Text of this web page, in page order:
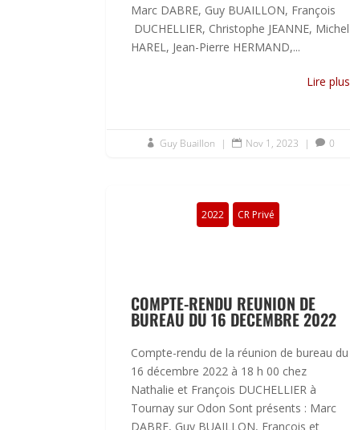
Marc DABRE, Guy BUAILLON, François
DUCHELLIER, Christophe JEANNE, Michel
HAREL, Jean-Pierre HERMAND,...
Lire plus
 Guy Buaillon |  Nov 1, 2023 |  0
2022 CR Privé
COMPTE-RENDU REUNION DE
BUREAU DU 16 DECEMBRE 2022
Compte-rendu de la réunion de bureau du
16 décembre 2022 à 18 h 00 chez
Nathalie et François DUCHELLIER à
Tournay sur Odon Sont présents : Marc
DABRE, Guy BUAILLON, François et